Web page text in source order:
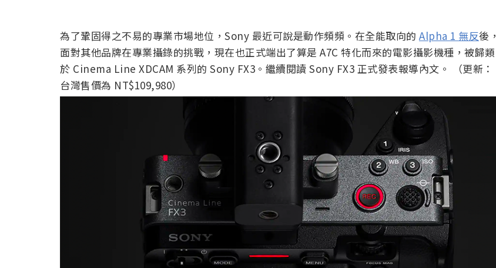
為了鞏固得之不易的專業市場地位，Sony 最近可說是動作頻頻。在全能取向的 Alpha 1 無反後，
面對其他品牌在專業攝錄的挑戰，現在也正式端出了算是 A7C 特化而來的電影攝影機種，被歸類
於 Cinema Line XDCAM 系列的 Sony FX3。繼續閱讀 Sony FX3 正式發表報導內文。 （更新：
台灣售價為 NT$109,980）